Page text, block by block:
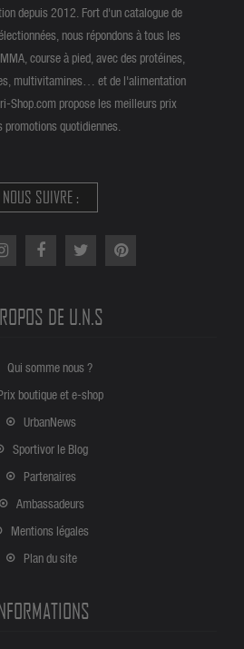
depuis 2012. Fort d'un catalogue de
nous répondons à tous les
course à pied, avec des protéines,
multivitamines… et de l'alimentation
Shop.com propose les meilleurs prix
promotions quotidiennes.
NOUS SUIVRE :
DE U.N.S
Qui somme nous ?
boutique et e-shop
UrbanNews
Sportivor le Blog
Partenaires
Ambassadeurs
Mentions légales
Plan du site